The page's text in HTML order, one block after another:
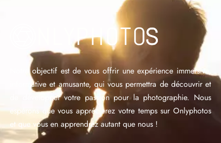
Notre objectif est de vous offrir une expérience immersive,
informative et amusante, qui vous permettra de découvrir et
de développer votre passion pour la photographie. Nous
espérons que vous apprécierez votre temps sur Onlyphotos
et que vous en apprendrez autant que nous !